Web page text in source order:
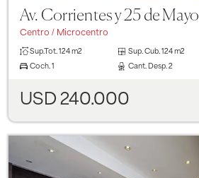
Av. Corrientes y 25 de Mayo
Centro / Microcentro
Sup.Tot. 124 m2 Sup. Cub. 124 m2
Coch. 1 Cant. Desp. 2
USD 240.000